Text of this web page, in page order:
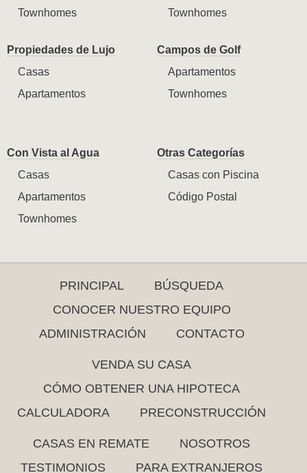
Townhomes
Townhomes
Propiedades de Lujo
Casas
Apartamentos
Campos de Golf
Apartamentos
Townhomes
Con Vista al Agua
Casas
Apartamentos
Townhomes
Otras Categorías
Casas con Piscina
Código Postal
PRINCIPAL
BÚSQUEDA
CONOCER NUESTRO EQUIPO
ADMINISTRACIÓN
CONTACTO
VENDA SU CASA
CÓMO OBTENER UNA HIPOTECA
CALCULADORA
PRECONSTRUCCIÓN
CASAS EN REMATE
NOSOTROS
TESTIMONIOS
PARA EXTRANJEROS